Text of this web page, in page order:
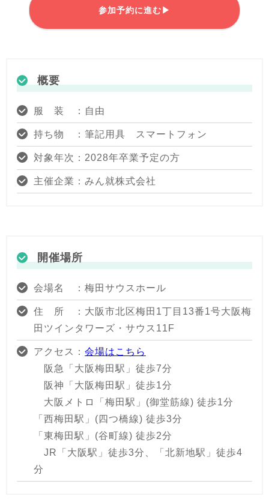
参加予約に進む▶
概要
服 装 ：自由
持ち物 ：筆記用具 スマートフォン
対象年次：2028年卒業予定の方
主催企業：みん就株式会社
開催場所
会場名 ：梅田サウスホール
住 所 ：大阪市北区梅田1丁目13番1号大阪梅
田ツインタワーズ・サウス11F
アクセス： 会場はこちら
阪急「大阪梅田駅」徒歩7分
阪神「大阪梅田駅」徒歩1分
大阪メトロ「梅田駅」(御堂筋線) 徒歩1分
「西梅田駅」(四つ橋線) 徒歩3分
「東梅田駅」(谷町線) 徒歩2分
JR「大阪駅」徒歩3分、「北新地駅」徒歩4
分